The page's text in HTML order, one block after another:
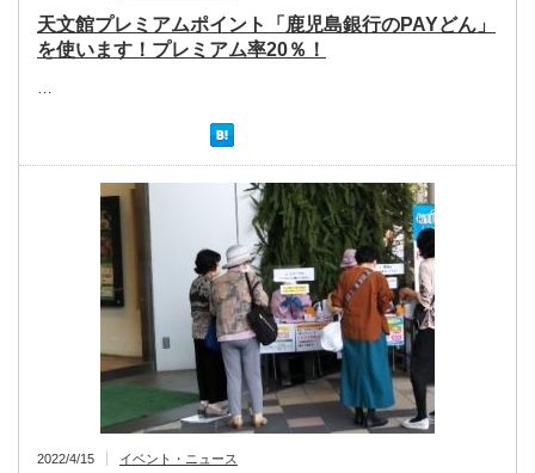
天文館プレミアムポイント「鹿児島銀行のPAYどん」
を使います！プレミアム率20％！
…
2022/4/15 イベント・ニュース